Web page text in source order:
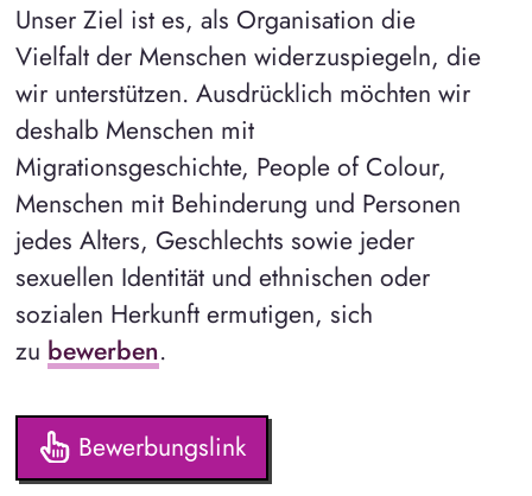
Unser Ziel ist es, als Organisation die
Vielfalt der Menschen widerzuspiegeln, die
wir unterstützen. Ausdrücklich möchten wir
deshalb Menschen mit
Migrationsgeschichte, People of Colour,
Menschen mit Behinderung und Personen
jedes Alters, Geschlechts sowie jeder
sexuellen Identität und ethnischen oder
sozialen Herkunft ermutigen, sich
zu bewerben.
Bewerbungslink